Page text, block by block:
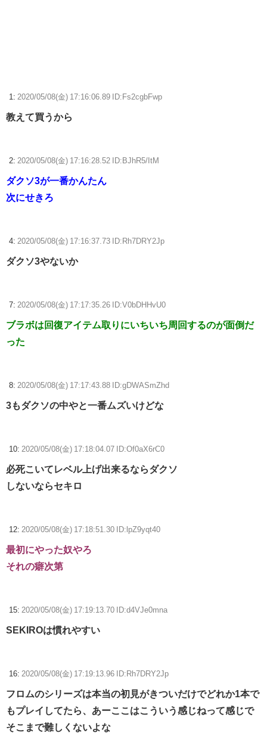
【ウマ娘】ネオユニとゼファーは作者がキャラエミュできないせいで二
【競馬】G1・2勝 アスコリピチェーノが引退 繁殖入りへ
Powered by livedoor 相互RSS
1: 2020/05/08(金) 17:16:06.89 ID:Fs2cgbFwp
教えて買うから
2: 2020/05/08(金) 17:16:28.52 ID:BJhR5/ItM
ダクソ3が一番かんたん
次にせきろ
4: 2020/05/08(金) 17:16:37.73 ID:Rh7DRY2Jp
ダクソ3やないか
7: 2020/05/08(金) 17:17:35.26 ID:V0bDHHvU0
ブラボは回復アイテム取りにいちいち周回するのが面倒だ
った
8: 2020/05/08(金) 17:17:43.88 ID:gDWASmZhd
3もダクソの中やと一番ムズいけどな
10: 2020/05/08(金) 17:18:04.07 ID:Of0aX6rC0
必死こいてレベル上げ出来るならダクソ
しないならセキロ
12: 2020/05/08(金) 17:18:51.30 ID:lpZ9yqt40
最初にやった奴やろ
それの癖次第
15: 2020/05/08(金) 17:19:13.70 ID:d4VJe0mna
SEKIROは慣れやすい
16: 2020/05/08(金) 17:19:13.96 ID:Rh7DRY2Jp
フロムのシリーズは本当の初見がきついだけでどれか1本で
もプレイしてたら、あーここはこういう感じねって感じで
そこまで難しくないよな